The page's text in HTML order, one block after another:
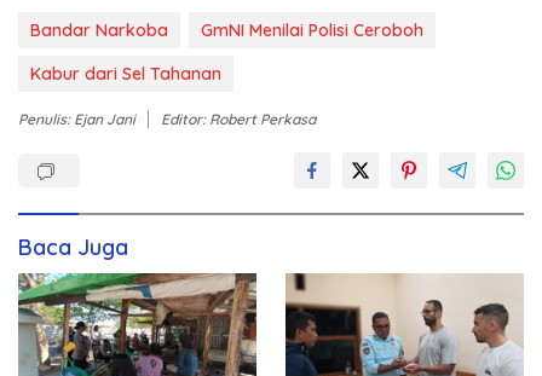
Bandar Narkoba
GmNI Menilai Polisi Ceroboh
Kabur dari Sel Tahanan
Penulis: Ejan Jani Editor: Robert Perkasa
Baca Juga